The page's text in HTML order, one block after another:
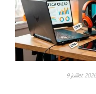
9 juillet